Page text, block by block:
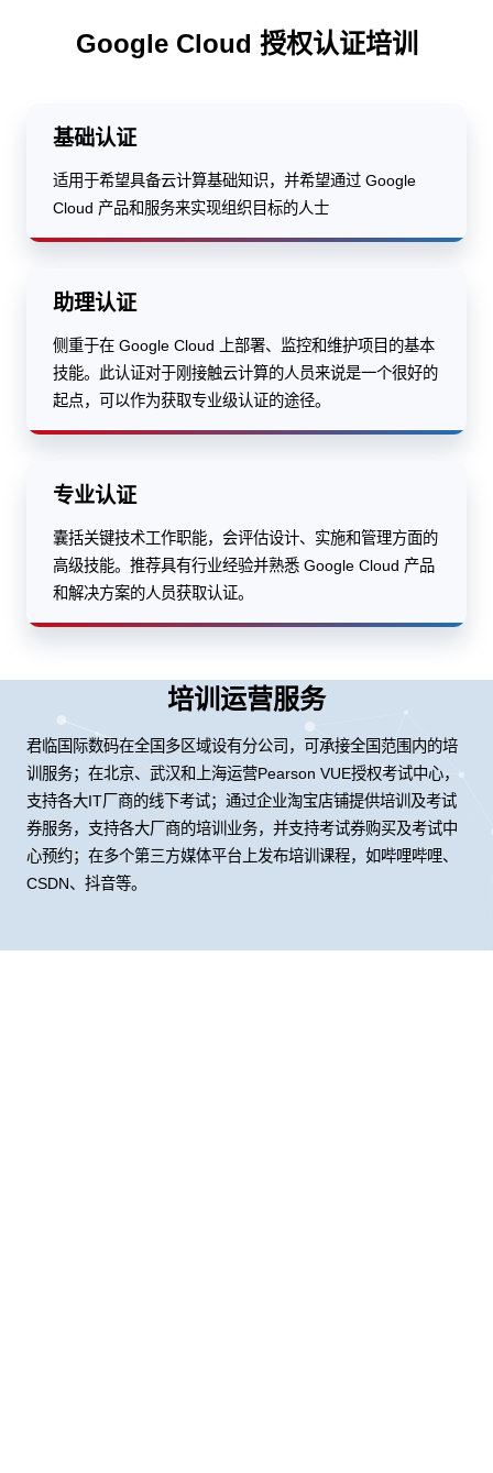
Google Cloud 授权认证培训
基础认证
适用于希望具备云计算基础知识，并希望通过 Google
Cloud 产品和服务来实现组织目标的人士
助理认证
侧重于在 Google Cloud 上部署、监控和维护项目的基本
技能。此认证对于刚接触云计算的人员来说是一个很好的
起点，可以作为获取专业级认证的途径。
专业认证
囊括关键技术工作职能，会评估设计、实施和管理方面的
高级技能。推荐具有行业经验并熟悉 Google Cloud 产品
和解决方案的人员获取认证。
培训运营服务
君临国际数码在全国多区域设有分公司，可承接全国范围内的培
训服务；在北京、武汉和上海运营Pearson VUE授权考试中心，
支持各大IT厂商的线下考试；通过企业淘宝店铺提供培训及考试
券服务，支持各大厂商的培训业务，并支持考试券购买及考试中
心预约；在多个第三方媒体平台上发布培训课程，如哔哩哔哩、
CSDN、抖音等。